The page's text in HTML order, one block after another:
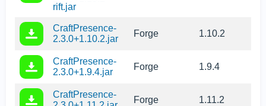
rift.jar
CraftPresence-
2.3.0+1.10.2.jar
Forge 1.10.2
CraftPresence-
2.3.0+1.9.4.jar
Forge 1.9.4
CraftPresence-
Forge 1.11.2